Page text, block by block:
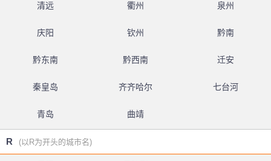
清远 衢州 泉州
庆阳 钦州 黔南
黔东南 黔西南 迁安
秦皇岛 齐齐哈尔 七台河
青岛 曲靖
R (以R为开头的城市名)